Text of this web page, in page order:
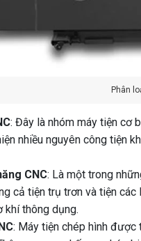
Phân
: Đây là nhóm máy tiện cơ
nhiều nguyên công tiện
CNC: Là một trong
cả tiện trụ trơn và tiện
khí thông dụng.
: Máy tiện chép hình